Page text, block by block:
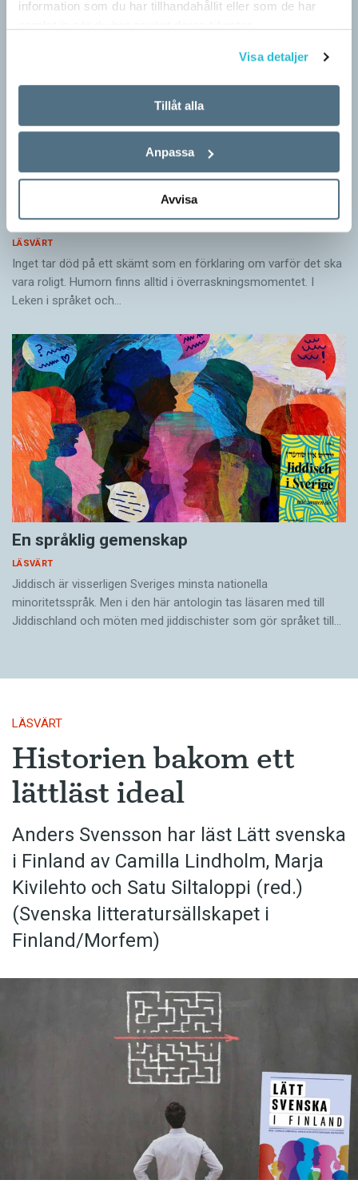
information som du har tillhandahållit eller som de har
Visa detaljer
Tillåt alla
Anpassa
Avvisa
Vitsen bakom ordvitsarna
LÄSVÄRT
Inget tar död på ett skämt som en förklaring om varför det ska
vara roligt. Humorn finns alltid i överrask­ningsmomentet. I
Leken i språket och…
En språklig gemenskap
LÄSVÄRT
Jiddisch är visserligen Sveriges minsta nationella
minoritetsspråk. Men i den här antologin tas läsaren med till
Jiddischland och möten med jiddischister som gör språket till…
LÄSVÄRT
Historien bakom ett
lättläst ideal
Anders Svensson har läst Lätt svenska
i Finland av Camilla Lindholm, Marja
Kivilehto och Satu Siltaloppi (red.)
(Svenska litteratur­sällskapet i
Finland/Morfem)